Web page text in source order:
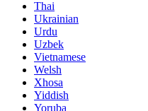
Thai
Ukrainian
Urdu
Uzbek
Vietnamese
Welsh
Xhosa
Yiddish
Yoruba